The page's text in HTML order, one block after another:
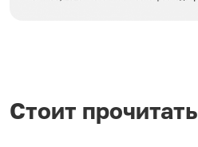
Стоит прочитать